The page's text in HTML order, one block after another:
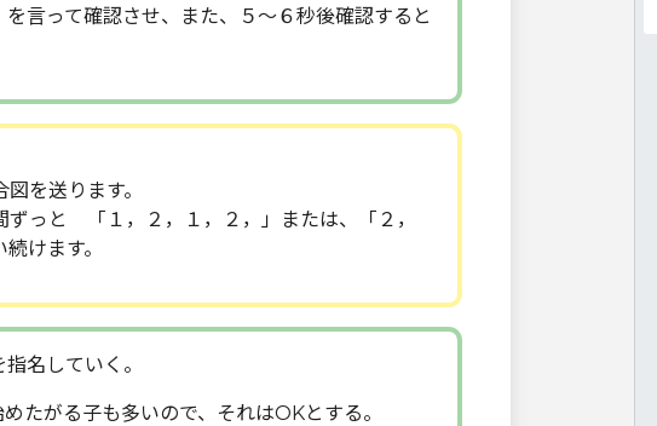
言って確認させ、また、５～６秒後確認すると
を送ります。
ずっと 「１，２，１，２，」または、「２，
けます。
名していく。
たがる子も多いので、それはOKとする。